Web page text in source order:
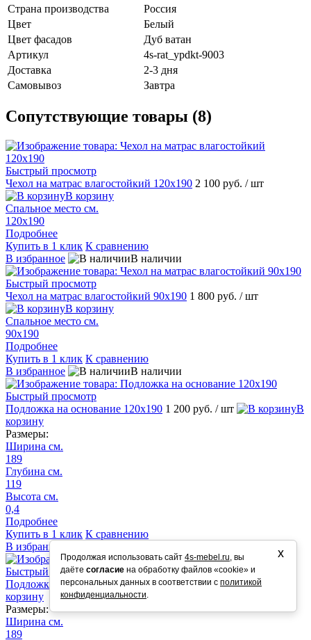
Страна производства
Россия
Цвет
Белый
Цвет фасадов
Дуб ватан
Артикул
4s-rat_ypdkt-9003
Доставка
2-3 дня
Самовывоз
Завтра
Сопутствующие товары (8)
Быстрый просмотр
Чехол на матрас влагостойкий 120х190 2 100 руб. / шт
В корзину
Спальное место см.
120х190
Подробнее
Купить в 1 клик К сравнению
В избранное
В наличии
Быстрый просмотр
Чехол на матрас влагостойкий 90х190 1 800 руб. / шт
В корзину
Спальное место см.
90х190
Подробнее
Купить в 1 клик К сравнению
В избранное
В наличии
Быстрый просмотр
Подложка на основание 120х190 1 200 руб. / шт
В
корзину
Размеры:
Ширина см.
189
Глубина см.
119
Высота см.
0,4
Подробнее
Купить в 1 клик К сравнению
В избранное
Быстрый просмотр
Подложка на основание 90х190 900 руб./ шт
корзину
Размеры:
Ширина см.
189
Продолжая использовать сайт 4s-mebel.ru, вы
даёте согласие на обработку файлов «cookie» и
персональных данных в соответствии с политикой
конфиденциальности.
х